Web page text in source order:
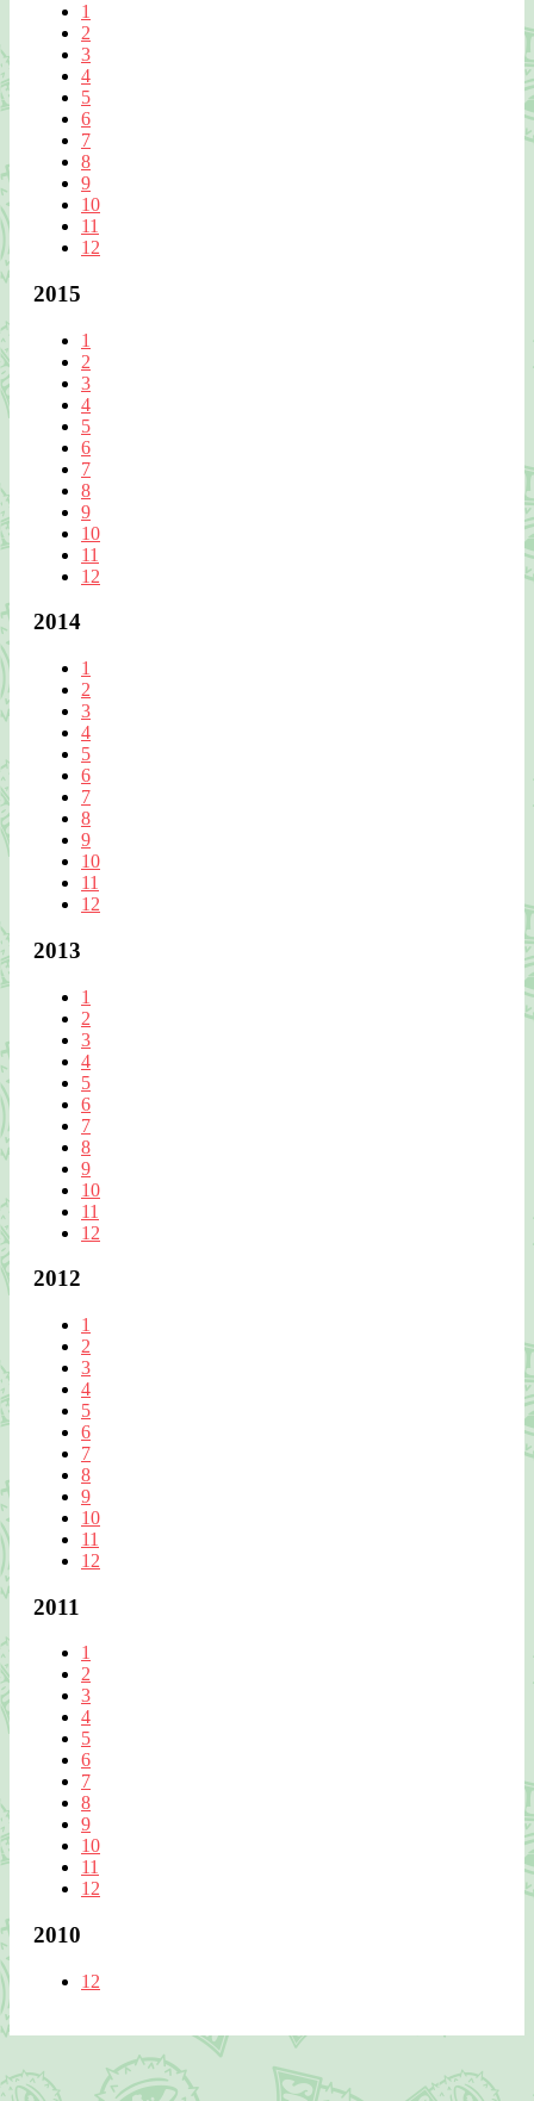
1
2
3
4
5
6
7
8
9
10
11
12
2015
1
2
3
4
5
6
7
8
9
10
11
12
2014
1
2
3
4
5
6
7
8
9
10
11
12
2013
1
2
3
4
5
6
7
8
9
10
11
12
2012
1
2
3
4
5
6
7
8
9
10
11
12
2011
1
2
3
4
5
6
7
8
9
10
11
12
2010
12